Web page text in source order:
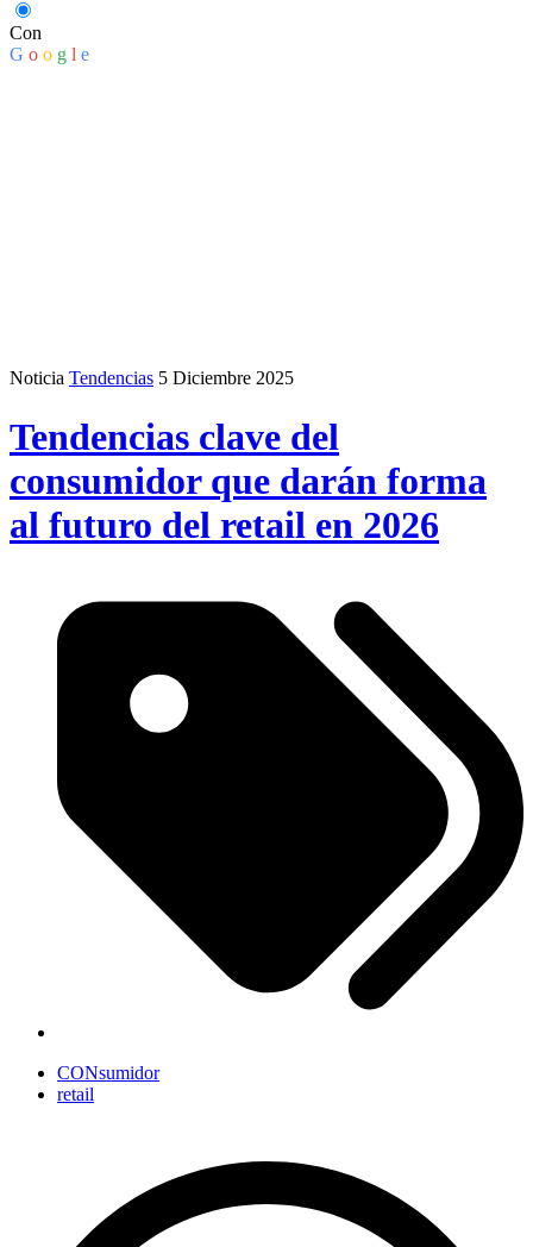
Con
G o o g l e
Noticia Tendencias 5 Diciembre 2025
Tendencias clave del
consumidor que darán forma
al futuro del retail en 2026
CONsumidor
retail